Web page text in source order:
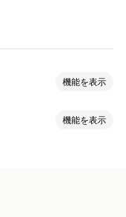
機能を表示
機能を表示